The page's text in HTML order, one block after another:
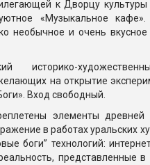
к Дворцу культуры
«Музыкальное
необычное и очень
историко-
на открытие
Вход свободный.
элементы древней
в работах уральских
боги” технологий:
представленные в